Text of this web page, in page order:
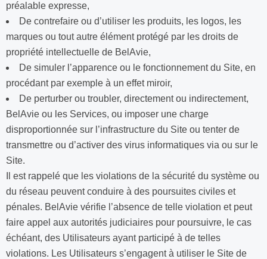
préalable expresse,
De contrefaire ou d’utiliser les produits, les logos, les
marques ou tout autre élément protégé par les droits de
propriété intellectuelle de BelAvie,
De simuler l’apparence ou le fonctionnement du Site, en
procédant par exemple à un effet miroir,
De perturber ou troubler, directement ou indirectement,
BelAvie ou les Services, ou imposer une charge
disproportionnée sur l’infrastructure du Site ou tenter de
transmettre ou d’activer des virus informatiques via ou sur le
Site.
Il est rappelé que les violations de la sécurité du système ou
du réseau peuvent conduire à des poursuites civiles et
pénales. BelAvie vérifie l’absence de telle violation et peut
faire appel aux autorités judiciaires pour poursuivre, le cas
échéant, des Utilisateurs ayant participé à de telles
violations. Les Utilisateurs s’engagent à utiliser le Site de